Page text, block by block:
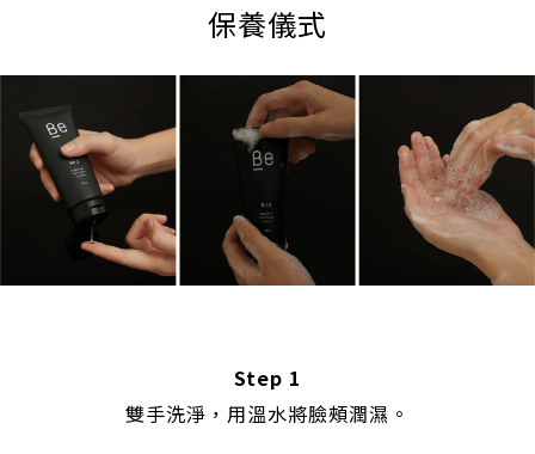
保養儀式
Step 1
雙手洗淨， 用溫水將臉頰潤濕。